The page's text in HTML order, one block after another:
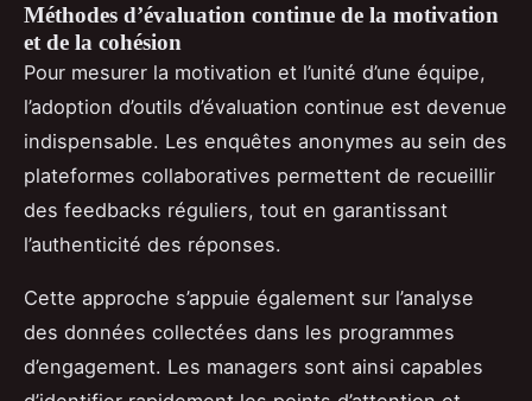
Méthodes d’évaluation continue de la motivation
et de la cohésion
Pour mesurer la motivation et l’unité d’une équipe,
l’adoption d’outils d’évaluation continue est devenue
indispensable. Les enquêtes anonymes au sein des
plateformes collaboratives permettent de recueillir
des feedbacks réguliers, tout en garantissant
l’authenticité des réponses.
Cette approche s’appuie également sur l’analyse
des données collectées dans les programmes
d’engagement. Les managers sont ainsi capables